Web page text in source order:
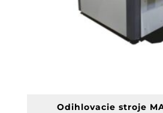
Odihlovacie stroje